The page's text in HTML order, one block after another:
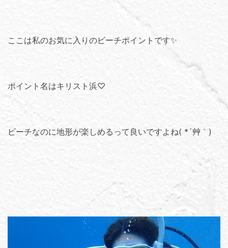
ここは私のお気に入りのビーチポイントです✨
ポイント名はキリスト浜♡
ビーチなのに地形が楽しめるって良いですよね( *´艸｀)